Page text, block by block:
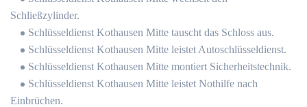
Schließzylinder.
Schlüsseldienst Kothausen Mitte tauscht das Schloss aus.
Schlüsseldienst Kothausen Mitte leistet Autoschlüsseldienst.
Schlüsseldienst Kothausen Mitte montiert Sicherheitstechnik.
Schlüsseldienst Kothausen Mitte leistet Nothilfe nach
Einbrüchen.